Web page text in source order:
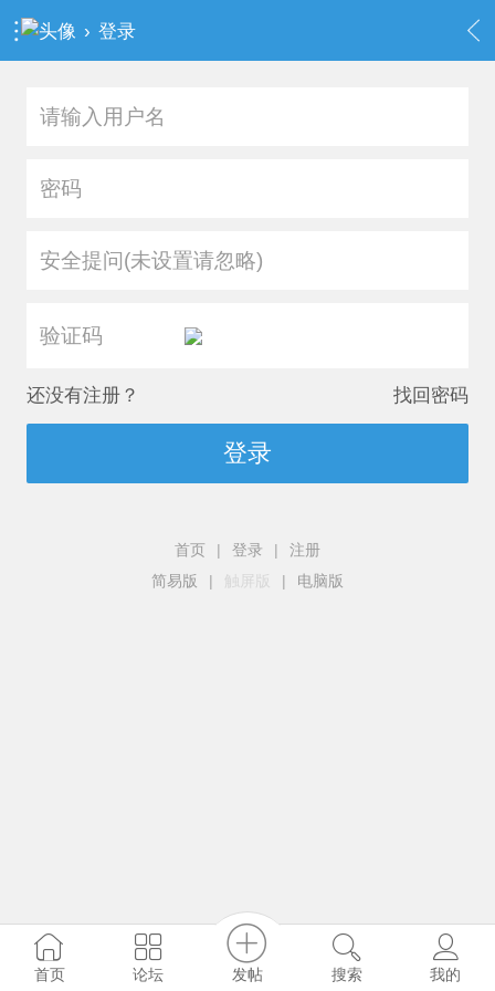
› 登录
安全提问(未设置请忽略)
还没有注册？ 找回密码
登录
首页 | 登录 |
注册
简易版
| 触屏版 | 电脑版
首页 论坛 发帖 搜索 我的